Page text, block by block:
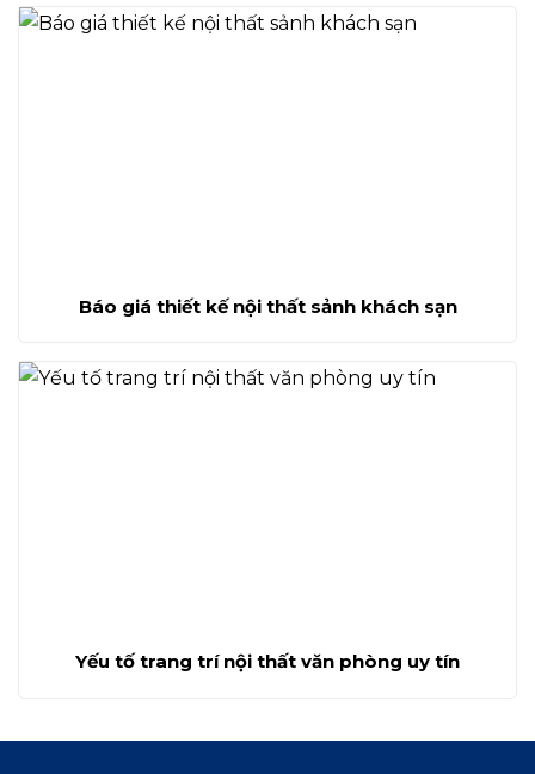
Báo giá thiết kế nội thất sảnh khách sạn
Yếu tố trang trí nội thất văn phòng uy tín